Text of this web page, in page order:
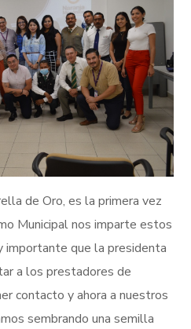
de Oro, es la primera vez
Municipal nos imparte estos
importante que la presidenta
a los prestadores de
contacto y ahora a nuestros
sembrando una semilla